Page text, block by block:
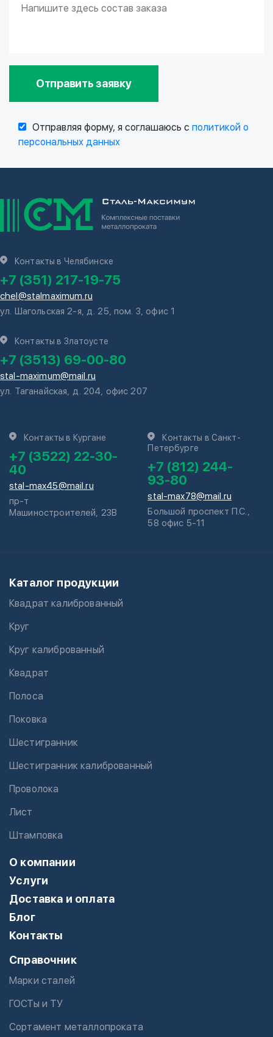
Отправить заявку
Отправляя форму, я соглашаюсь с политикой о
персональных данных
Контакты в Челябинске
+7 (351) 217-19-75
chel@stalmaximum.ru
ул. Шагольская 2-я, д. 25, пом. 3, офис 1
Контакты в Златоусте
+7 (3513) 69-00-80
stal-maximum@mail.ru
ул. Таганайская, д. 204, офис 207
Контакты в Кургане
+7 (3522) 22-30-
40
stal-max45@mail.ru
пр-т
Машиностроителей, 23В
Контакты в Санкт-
Петербурге
+7 (812) 244-
93-80
stal-max78@mail.ru
Большой проспект П.С.,
58 офис 5-11
Каталог продукции
Квадрат калиброванный
Круг
Круг калиброванный
Квадрат
Полоса
Поковка
Шестигранник
Шестигранник калиброванный
Проволока
Лист
Штамповка
О компании
Услуги
Доставка и оплата
Блог
Контакты
Справочник
Марки сталей
ГОСТы и ТУ
Сортамент металлопроката